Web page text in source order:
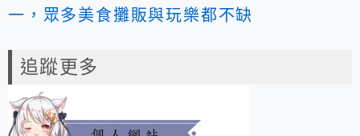
一，眾多美食攤販與玩樂都不缺
追蹤更多